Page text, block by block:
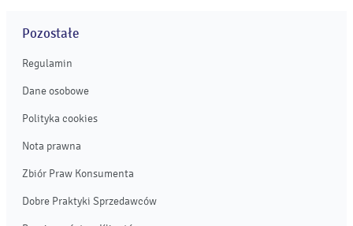
Pozostałe
Regulamin
Dane osobowe
Polityka cookies
Nota prawna
Zbiór Praw Konsumenta
Dobre Praktyki Sprzedawców